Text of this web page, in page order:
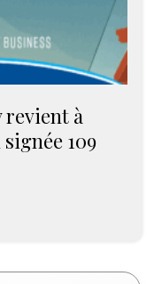
revient à
109